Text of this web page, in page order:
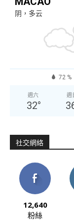
阴，多云
72 %
週六
32°
週
社交網絡
12,640
粉絲